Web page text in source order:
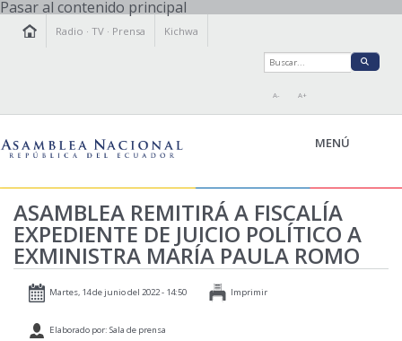
Pasar al contenido principal
Radio ·TV · Prensa Kichwa
A- A+
MENÚ
LA ASAMBLEA
LEGISLAMOS
FISCALIZAMOS
PRENSA
ASAMBLEA REMITIRÁ A FISCALÍA
EXPEDIENTE DE JUICIO POLÍTICO A
EXMINISTRA MARÍA PAULA ROMO
Martes, 14 de junio del 2022 - 14:50 Imprimir
Elaborado por: Sala de prensa